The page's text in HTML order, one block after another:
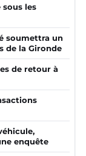
les
soumettra un
de la Gironde
de retour à
enquête